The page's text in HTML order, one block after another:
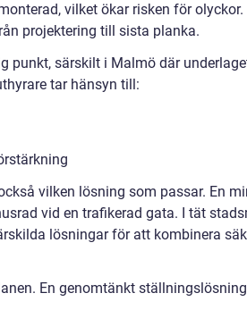
vilket ökar risken för
projektering till sista planka.
punkt, särskilt i Malmö där
tar hänsyn till:
vilken lösning som passar. En
vid en trafikerad gata. I tät
lösningar för att kombinera
En genomtänkt